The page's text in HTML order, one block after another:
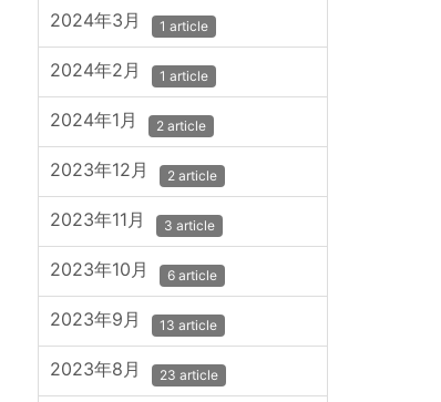
2024年3月 1 article
2024年2月 1 article
2024年1月 2 article
2023年12月 2 article
2023年11月 3 article
2023年10月 6 article
2023年9月 13 article
2023年8月 23 article